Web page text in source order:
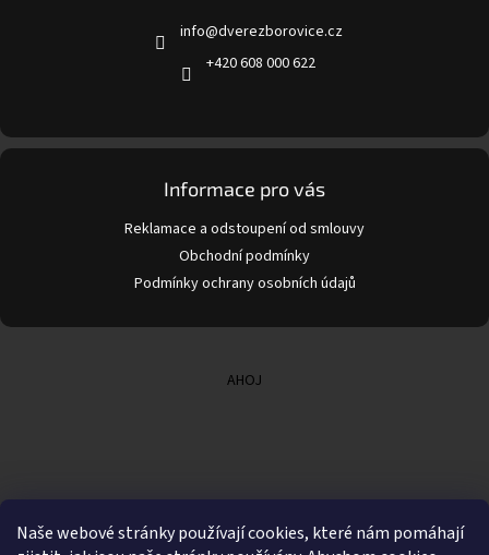
Naše webové stránky používají cookies, které nám pomáhají
info@dverezborovice.cz
+420 608 000 622
Informace pro vás
Reklamace a odstoupení od smlouvy
Obchodní podmínky
Podmínky ochrany osobních údajů
AHOJ